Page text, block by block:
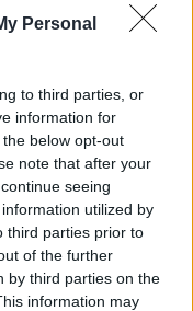
Personal
to third parties, or
information for
below opt-out
note that after your
seeing
utilized by
third parties prior to
of the further
by third parties on the
information may
(video)
2025
Το μεγαλείο
μέσα από το
του Βάλτου"